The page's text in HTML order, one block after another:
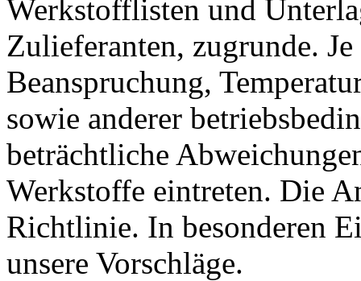
Werkstofflisten und
Zulieferanten, zugrunde.
Beanspruchung,
sowie anderer
beträchtliche
Werkstoffe eintreten. Die
Richtlinie. In besonderen
unsere Vorschläge.